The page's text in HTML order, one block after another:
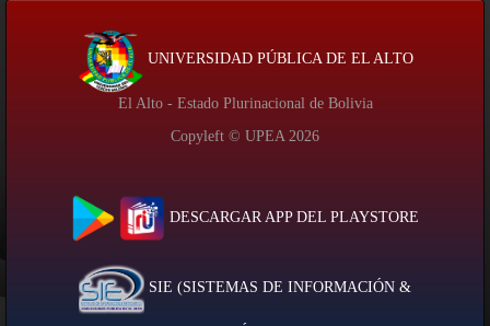
UNIVERSIDAD PÚBLICA DE EL ALTO
El Alto - Estado Plurinacional de Bolivia
Copyleft © UPEA 2026
DESCARGAR APP DEL PLAYSTORE
SIE (SISTEMAS DE INFORMACIÓN &